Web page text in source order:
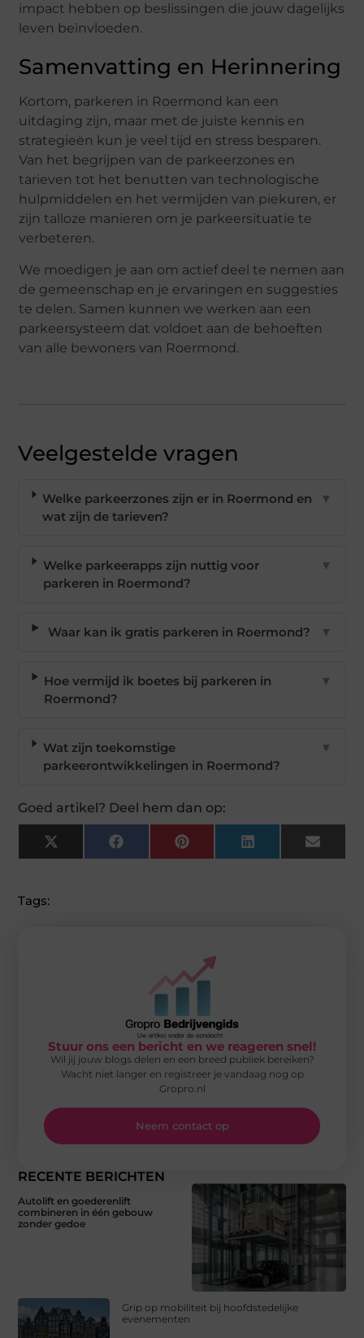
impact hebben op beslissingen die jouw dagelijks
leven beïnvloeden.
Samenvatting en Herinnering
Kortom, parkeren in Roermond kan een
uitdaging zijn, maar met de juiste kennis en
strategieën kun je veel tijd en stress besparen.
Van het begrijpen van de parkeerzones en
tarieven tot het benutten van technologische
hulpmiddelen en het vermijden van piekuren, er
zijn talloze manieren om je parkeersituatie te
verbeteren.
We moedigen je aan om actief deel te nemen aan
de gemeenschap en je ervaringen en suggesties
te delen. Samen kunnen we werken aan een
parkeersysteem dat voldoet aan de behoeften
van alle bewoners van Roermond.
Veelgestelde vragen
Welke parkeerzones zijn er in Roermond en
wat zijn de tarieven?
▼
Welke parkeerapps zijn nuttig voor
parkeren in Roermond?
▼
Waar kan ik gratis parkeren in Roermond? ▼
Hoe vermijd ik boetes bij parkeren in
Roermond?
▼
Wat zijn toekomstige
parkeerontwikkelingen in Roermond?
▼
Goed artikel? Deel hem dan op:
X
(Twitter)
FacebookPinterest LinkedIn Email
Tags:
RECENTE BERICHTEN
Autolift en goederenlift
combineren in één gebouw
zonder gedoe
Grip op mobiliteit bij hoofdstedelijke
evenementen
Stuur ons een bericht en we reageren snel!
Wil jij jouw blogs delen en een breed publiek bereiken?
Wacht niet langer en registreer je vandaag nog op
Gropro.nl
Neem contact op